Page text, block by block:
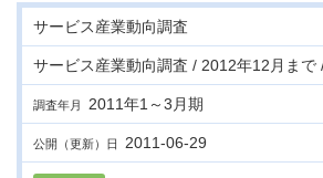
サービス産業動向調査
サービス産業動向調査 / 2012年12月まで
調査年月 2011年1～3月期
公開（更新）日 2011-06-29